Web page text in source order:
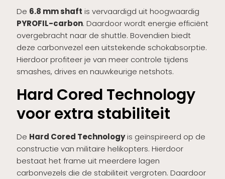
De 6.8 mm shaft is vervaardigd uit hoogwaardig
PYROFIL-carbon. Daardoor wordt energie efficiënt
overgebracht naar de shuttle. Bovendien biedt
deze carbonvezel een uitstekende schokabsorptie.
Hierdoor profiteer je van meer controle tijdens
smashes, drives en nauwkeurige netshots.
Hard Cored Technology
voor extra stabiliteit
De Hard Cored Technologyis geïnspireerd op de
constructie van militaire helikopters. Hierdoor
bestaat het frame uit meerdere lagen
carbonvezels die de stabiliteit vergroten. Daardoor